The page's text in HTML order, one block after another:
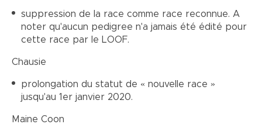
suppression de la race comme race reconnue. A
noter qu'aucun pedigree n'a jamais été édité pour
cette race par le LOOF.
Chausie
prolongation du statut de « nouvelle race »
jusqu'au 1er janvier 2020.
Maine Coon